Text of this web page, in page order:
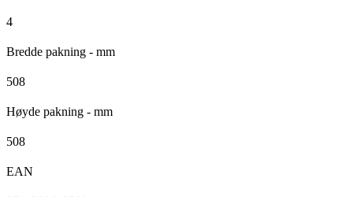
4
Bredde pakning - mm
508
Høyde pakning - mm
508
EAN